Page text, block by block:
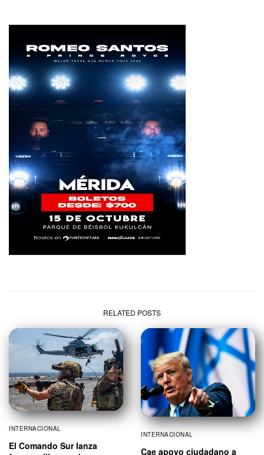
RELATED POSTS
INTERNACIONAL
El Comando Sur lanza
INTERNACIONAL
Cae apoyo ciudadano a